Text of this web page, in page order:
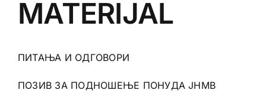
MATERIJAL
ПИТАЊА И ОДГОВОРИ
ПОЗИВ ЗА ПОДНОШЕЊЕ ПОНУДА ЈНМВ